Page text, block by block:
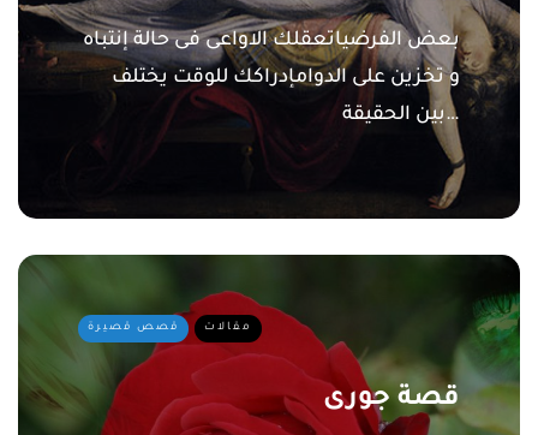
بعض الفرضياتعقلك الاواعى فى حالة إنتباه
و تخزين على الدوامإدراكك للوقت يختلف
بين الحقيقة…
قصص قصيرة مقالات
قصة جورى